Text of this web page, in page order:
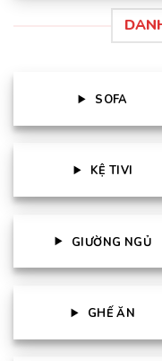
SOFA
KỆ TIVI
GIƯỜNG NGỦ
GHẾ ĂN